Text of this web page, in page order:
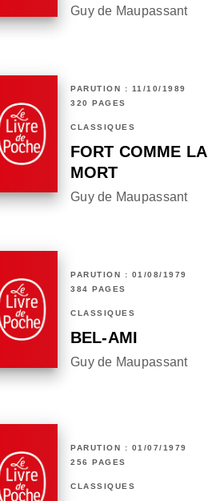
Guy de Maupassant
PARUTION : 11/10/1989
320 PAGES
CLASSIQUES
FORT COMME LA
MORT
Guy de Maupassant
PARUTION : 01/08/1979
384 PAGES
CLASSIQUES
BEL-AMI
Guy de Maupassant
PARUTION : 01/07/1979
256 PAGES
CLASSIQUES